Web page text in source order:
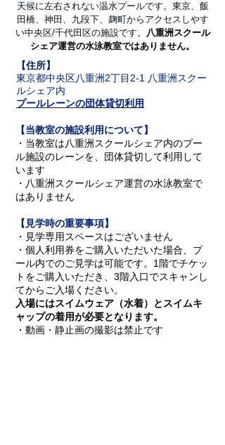
天候に左右されない温水プールです。 東京、飯
田橋、神田、九段下、麹町から アクセスしやす
い中央区/千代田区の施設です。 八重洲スクール
シェア運営の水泳教室ではありません。
【住所】
東京都中央区八重洲2丁目2-1 八重洲スクー
ルシェア内
プールレーンの団体貸切利用
【当教室の施設利用について】
・当教室は八重洲スクールシェア内のプー
ル施設のレーンを、団体貸切して利用して
います
​・八重洲スクールシェア運営の水泳教室で
はありません
【見学時の重要事項】
・見学専用スペースはございません
・個人利用券をご購入いただいた場合、プ
ール内でのご見学は可能です。1階でチケッ
トをご購入いただき、3階入口でスキャンし
てからご入場ください。
入場にはスイムウェア（水着）とスイムキ
ャップの着用が必要となります。
・動画・静止画の撮影は禁止です